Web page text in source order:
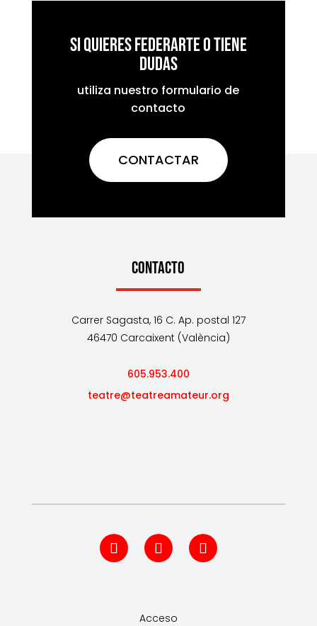
Si quieres federarte o tiene
dudas
utiliza nuestro formulario de
contacto
CONTACTAR
CONTACTO
Carrer Sagasta, 16 C. Ap. postal 127
46470 Carcaixent (València)
605.953.400
teatre@teatreamateur.org
Acceso